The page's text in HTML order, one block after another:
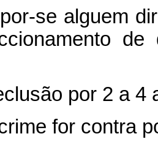
se alguem
por 2 a 4
for contra